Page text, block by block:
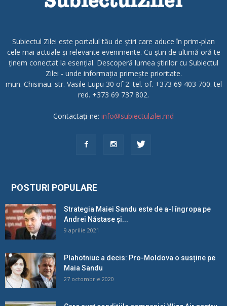
Subiectul Zilei este portalul tău de știri care aduce în prim-plan
cele mai actuale și relevante evenimente. Cu știri de ultimă oră te
ținem conectat la esențial. Descoperă lumea știrilor cu Subiectul
Zilei - unde informația primește prioritate.
mun. Chisinau. str. Vasile Lupu 30 of 2. tel. of. +373 69 403 700. tel
red. +373 69 737 802.
Contactați-ne: info@subiectulzilei.md
POSTURI POPULARE
Strategia Maiei Sandu este de a-l îngropa pe
Andrei Năstase și...
9 aprilie 2021
Plahotniuc a decis: Pro-Moldova o susține pe
Maia Sandu
27 octombrie 2020